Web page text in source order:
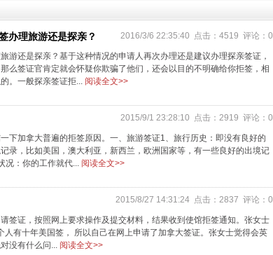
2016/3/6 22:35:40 点击：4519 评论：0
办理旅游还是探亲？
游还是探亲？基于这种情况的申请人再次办理还是建议办理探亲签证，
么签证官肯定就会怀疑你欺骗了他们，还会以目的不明确给你拒签，相
。一般探亲签证拒... 阅读全文>>
2015/9/1 23:28:10 点击：2919 评论：0
下加拿大普遍的拒签原因。一、旅游签证1、旅行历史：即没有良好的
录，比如美国，澳大利亚，新西兰，欧洲国家等，有一些良好的出境记
况：你的工作就代... 阅读全文>>
2015/8/27 14:31:24 点击：2837 评论：0
签证，按照网上要求操作及提交材料，结果收到使馆拒签通知。张女士
有十年美国签， 所以自己在网上申请了加拿大签证。张女士觉得会英
没有什么问... 阅读全文>>